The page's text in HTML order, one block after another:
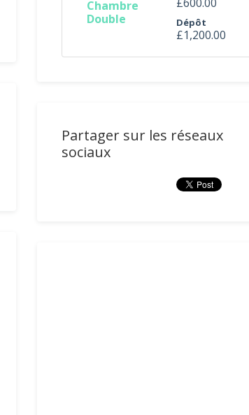
Chambre
Double
Dépôt
£1,200.00
Partager sur les réseaux
sociaux